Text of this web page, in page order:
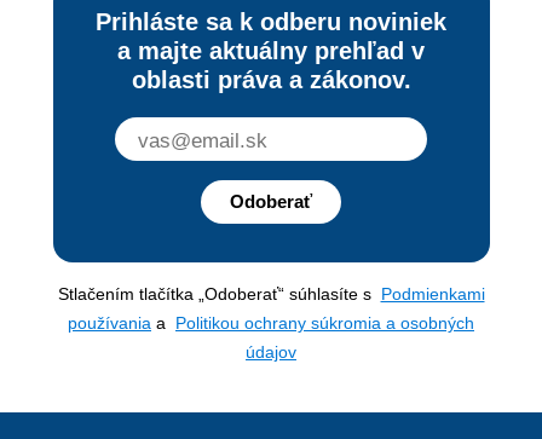
Prihláste sa k odberu noviniek
a majte aktuálny prehľad v
oblasti práva a zákonov.
Odoberať
Stlačením tlačítka „Odoberať“ súhlasíte s Podmienkami
používania a Politikou ochrany súkromia a osobných
údajov